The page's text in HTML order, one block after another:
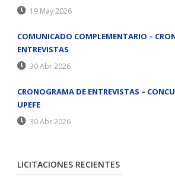
19 May 2026
COMUNICADO COMPLEMENTARIO –
ENTREVISTAS
30 Abr 2026
CRONOGRAMA DE ENTREVISTAS –
UPEFE
30 Abr 2026
LICITACIONES RECIENTES